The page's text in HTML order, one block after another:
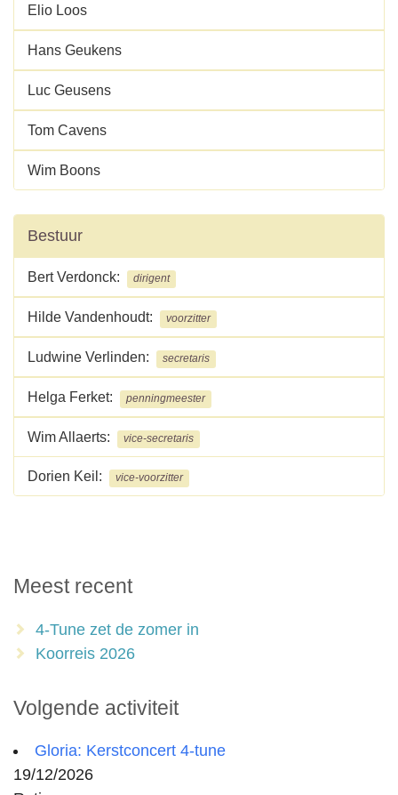
Elio Loos
Hans Geukens
Luc Geusens
Tom Cavens
Wim Boons
Bestuur
Bert Verdonck: dirigent
Hilde Vandenhoudt: voorzitter
Ludwine Verlinden: secretaris
Helga Ferket: penningmeester
Wim Allaerts: vice-secretaris
Dorien Keil: vice-voorzitter
Meest recent
4-Tune zet de zomer in
Koorreis 2026
Volgende activiteit
Gloria: Kerstconcert 4-tune
19/12/2026